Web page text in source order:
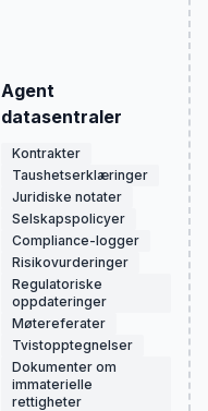
Agent
datasentraler
Kontrakter
Taushetserklæringer
Juridiske notater
Selskapspolicyer
Compliance-logger
Risikovurderinger
Regulatoriske
oppdateringer
Møtereferater
Tvistopptegnelser
Dokumenter om
immaterielle
rettigheter